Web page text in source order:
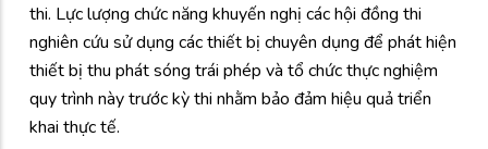
thi. Lực lượng chức năng khuyến nghị các hội đồng thi
nghiên cứu sử dụng các thiết bị chuyên dụng để phát hiện
thiết bị thu phát sóng trái phép và tổ chức thực nghiệm
quy trình này trước kỳ thi nhằm bảo đảm hiệu quả triển
khai thực tế.